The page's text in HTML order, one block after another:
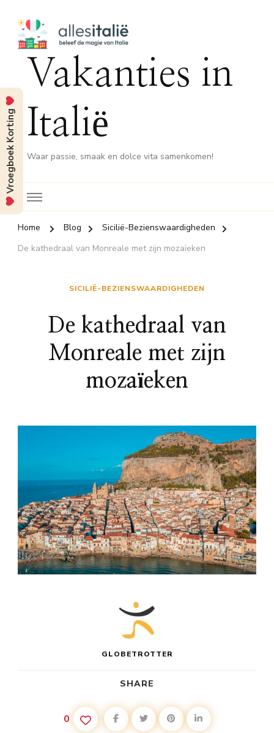
Vakanties in
Italië
Waar passie, smaak en dolce vita samenkomen!
Home Blog
Sicilië-Bezienswaardigheden
De kathedraal van Monreale met zijn mozaïeken
SICILIË-BEZIENSWAARDIGHEDEN
De kathedraal van
Monreale met zijn
mozaïeken
GLOBETROTTER
SHARE
0
Vroegboek Korting